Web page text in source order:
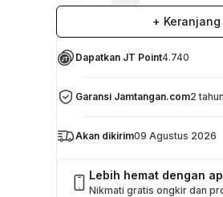
+ Keranjang
Dapatkan JT Point4.740
Garansi Jamtangan.com2 tahun
Akan dikirim09 Agustus 2026
Lebih hemat dengan
Nikmati gratis ongkir dan